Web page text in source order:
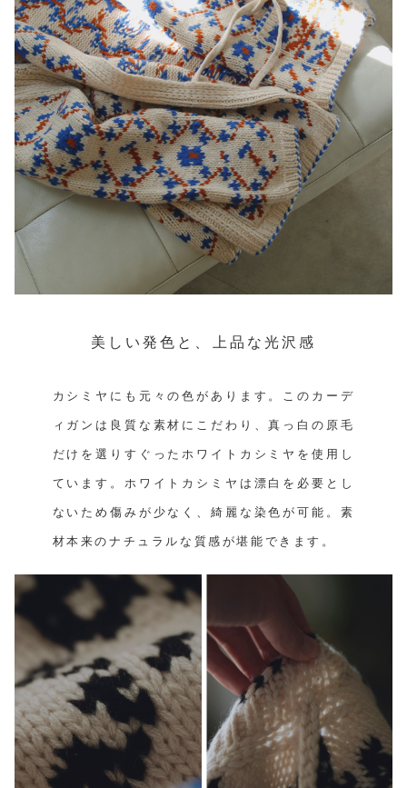
美しい発色と、上品な光沢感
カシミヤにも元々の色があります。このカーデ
ィガンは良質な素材にこだわり、真っ白の原毛
だけを選りすぐったホワイトカシミヤを使用し
ています。ホワイトカシミヤは漂白を必要とし
ないため傷みが少なく、綺麗な染色が可能。素
材本来のナチュラルな質感が堪能できます。